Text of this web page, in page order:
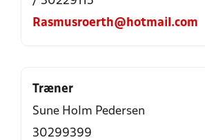
Rasmusroerth@hotmail.com
Træner
Sune Holm Pedersen
30299399